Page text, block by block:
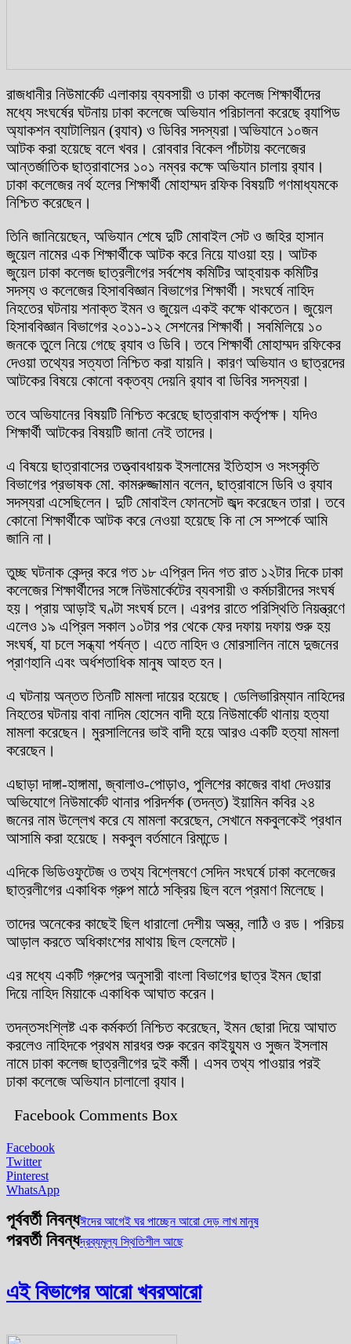
রাজধানীর নিউমার্কেট এলাকায় ব্যবসায়ী ও ঢাকা কলেজ শিক্ষার্থীদের
মধ্যে সংঘর্ষের ঘটনায় ঢাকা কলেজে অভিযান পরিচালনা করেছে র‌্যাপিড
অ্যাকশন ব্যাটালিয়ন (র‌্যাব) ও ডিবির সদস্যরা।অভিযানে ১০জন
আটক করা হয়েছে বলে খবর। রোববার বিকেল পাঁচটায় কলেজের
আন্তর্জাতিক ছাত্রাবাসের ১০১ নম্বর কক্ষে অভিযান চালায় র‌্যাব।
ঢাকা কলেজের নর্থ হলের শিক্ষার্থী মোহাম্মদ রফিক বিষয়টি গণমাধ্যমকে
নিশ্চিত করেছেন।
তিনি জানিয়েছেন, অভিযান শেষে দুটি মোবাইল সেট ও জহির হাসান
জুয়েল নামের এক শিক্ষার্থীকে আটক করে নিয়ে যাওয়া হয়। আটক
জুয়েল ঢাকা কলেজ ছাত্রলীগের সর্বশেষ কমিটির আহ্বায়ক কমিটির
সদস্য ও কলেজের হিসাববিজ্ঞান বিভাগের শিক্ষার্থী। সংঘর্ষে নাহিদ
নিহতের ঘটনায় শনাক্ত ইমন ও জুয়েল একই কক্ষে থাকতেন। জুয়েল
হিসাববিজ্ঞান বিভাগের ২০১১-১২ সেশনের শিক্ষার্থী। সবমিলিয়ে ১০
জনকে তুলে নিয়ে গেছে র‌্যাব ও ডিবি। তবে শিক্ষার্থী মোহাম্মদ রফিকের
দেওয়া তথ্যের সত্যতা নিশ্চিত করা যায়নি। কারণ অভিযান ও ছাত্রদের
আটকের বিষয়ে কোনো বক্তব্য দেয়নি র‌্যাব বা ডিবির সদস্যরা।
তবে অভিযানের বিষয়টি নিশ্চিত করেছে ছাত্রাবাস কর্তৃপক্ষ। যদিও
শিক্ষার্থী আটকের বিষয়টি জানা নেই তাদের।
এ বিষয়ে ছাত্রাবাসের তত্ত্বাবধায়ক ইসলামের ইতিহাস ও সংস্কৃতি
বিভাগের প্রভাষক মো. কামরুজ্জামান বলেন, ছাত্রাবাসে ডিবি ও র‌্যাব
সদস্যরা এসেছিলেন। দুটি মোবাইল ফোনসেট জব্দ করেছেন তারা। তবে
কোনো শিক্ষার্থীকে আটক করে নেওয়া হয়েছে কি না সে সম্পর্কে আমি
জানি না।
তুচ্ছ ঘটনাক কেন্দ্র করে গত ১৮ এপ্রিল দিন গত রাত ১২টার দিকে ঢাকা
কলেজের শিক্ষার্থীদের সঙ্গে নিউমার্কেটের ব্যবসায়ী ও কর্মচারীদের সংঘর্ষ
হয়। প্রায় আড়াই ঘণ্টা সংঘর্ষ চলে। এরপর রাতে পরিস্থিতি নিয়ন্ত্রণে
এলেও ১৯ এপ্রিল সকাল ১০টার পর থেকে ফের দফায় দফায় শুরু হয়
সংঘর্ষ, যা চলে সন্ধ্যা পর্যন্ত। এতে নাহিদ ও মোরসালিন নামে দুজনের
প্রাণহানি এবং অর্ধশতাধিক মানুষ আহত হন।
এ ঘটনায় অন্তত তিনটি মামলা দায়ের হয়েছে। ডেলিভারিম্যান নাহিদের
নিহতের ঘটনায় বাবা নাদিম হোসেন বাদী হয়ে নিউমার্কেট থানায় হত্যা
মামলা করেছেন। মুরসালিনের ভাই বাদী হয়ে আরও একটি হত্যা মামলা
করেছেন।
এছাড়া দাঙ্গা-হাঙ্গামা, জ্বালাও-পোড়াও, পুলিশের কাজের বাধা দেওয়ার
অভিযোগে নিউমার্কেট থানার পরিদর্শক (তদন্ত) ইয়ামিন কবির ২৪
জনের নাম উল্লেখ করে যে মামলা করেছেন, সেখানে মকবুলকেই প্রধান
আসামি করা হয়েছে। মকবুল বর্তমানে রিমান্ডে।
এদিকে ভিডিওফুটেজ ও তথ্য বিশ্লেষণে সেদিন সংঘর্ষে ঢাকা কলেজের
ছাত্রলীগের একাধিক গ্রুপ মাঠে সক্রিয় ছিল বলে প্রমাণ মিলেছে।
তাদের অনেকের কাছেই ছিল ধারালো দেশীয় অস্ত্র, লাঠি ও রড। পরিচয়
আড়াল করতে অধিকাংশের মাথায় ছিল হেলমেট।
এর মধ্যে একটি গ্রুপের অনুসারী বাংলা বিভাগের ছাত্র ইমন ছোরা
দিয়ে নাহিদ মিয়াকে একাধিক আঘাত করেন।
তদন্তসংশ্লিষ্ট এক কর্মকর্তা নিশ্চিত করেছেন, ইমন ছোরা দিয়ে আঘাত
করলেও নাহিদকে প্রথম মারধর শুরু করেন কাইয়্যুম ও সুজন ইসলাম
নামে ঢাকা কলেজ ছাত্রলীগের দুই কর্মী। এসব তথ্য পাওয়ার পরই
ঢাকা কলেজে অভিযান চালালো র‌্যাব।
Facebook Comments Box
Facebook
Twitter
Pinterest
WhatsApp
পূর্ববর্তী নিবন্ধঈদের আগেই ঘর পাচ্ছেন আরো দেড় লাখ মানুষ
পরবর্তী নিবন্ধদ্রব্যমূল্য স্থিতিশীল আছে
এই বিভাগের আরো খবরআরো